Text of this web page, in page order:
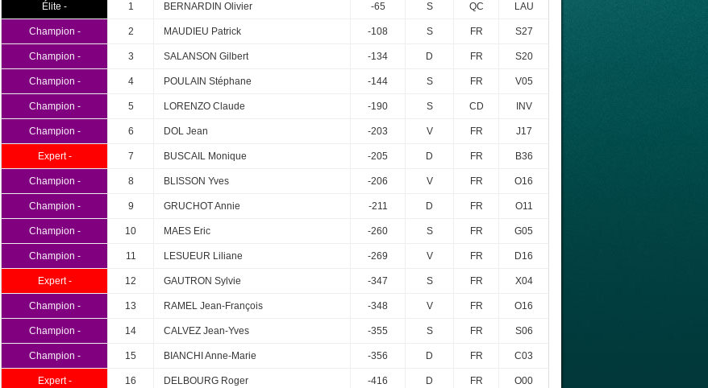
Élite - 1 BERNARDIN Olivier -65 S QC LAU
Champion - 2 MAUDIEU Patrick -108 S FR S27
Champion - 3 SALANSON Gilbert -134 D FR S20
Champion - 4 POULAIN Stéphane -144 S FR V05
Champion - 5 LORENZO Claude -190 S CD INV
Champion - 6 DOL Jean -203 V FR J17
Expert - 7 BUSCAIL Monique -205 D FR B36
Champion - 8 BLISSON Yves -206 V FR O16
Champion - 9 GRUCHOT Annie -211 D FR O11
Champion - 10 MAES Eric -260 S FR G05
Champion - 11 LESUEUR Liliane -269 V FR D16
Expert - 12 GAUTRON Sylvie -347 S FR X04
Champion - 13 RAMEL Jean-François -348 V FR O16
Champion - 14 CALVEZ Jean-Yves -355 S FR S06
Champion - 15 BIANCHI Anne-Marie -356 D FR C03
Expert - 16 DELBOURG Roger -416 D FR O00